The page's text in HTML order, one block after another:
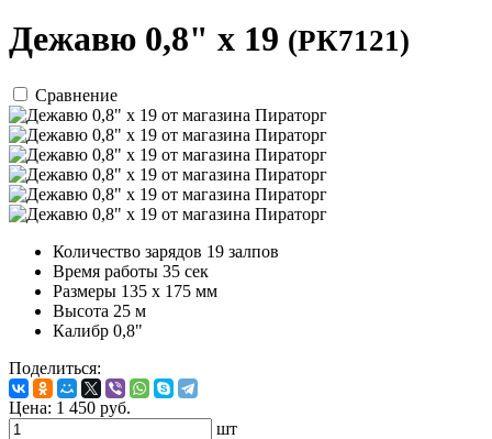
Дежавю 0,8" х 19 (РК7121)
Сравнение
Количество зарядов 19 залпов
Время работы 35 сек
Размеры 135 x 175 мм
Высота 25 м
Калибр 0,8"
Поделиться:
Цена: 1 450 руб.
шт